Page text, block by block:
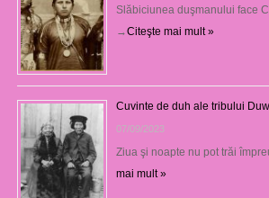
Slăbiciunea duşmanului face
→Citeşte mai mult »
Cuvinte de duh ale tribului
07/09/2023
Ziua şi noapte nu pot trăi
mai mult »